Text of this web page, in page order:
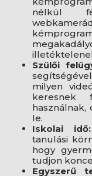
nélkül
Szülői
milyen
keresnek
le.
Iskolai idő:
tanulási
hogy
tudjon
Egyszerű